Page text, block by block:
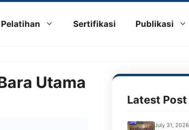
Pelatihan Sertifikasi Publikasi
Utama
Latest Post
July 31, 2026